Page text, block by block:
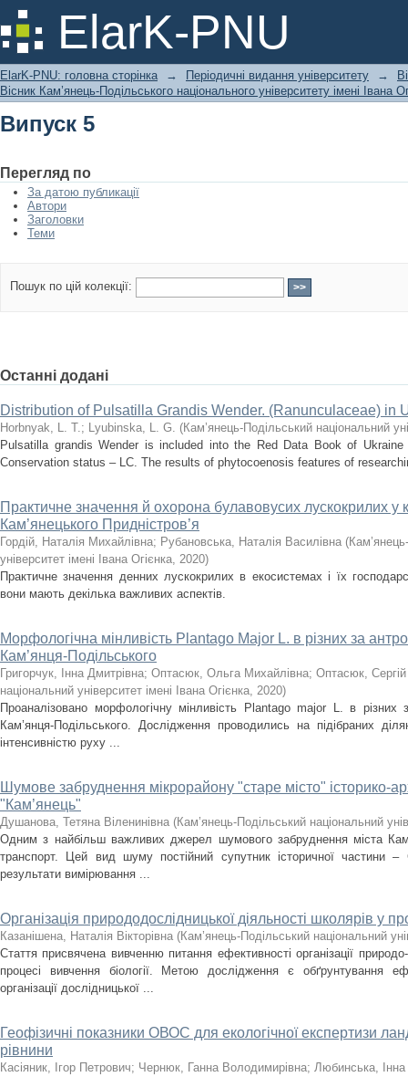
ElarK-PNU
Випуск 5
ElarK-PNU: головна сторінка → Періодичні видання університету →
Вісник Кам’янець-Подільського національного університету імені Івана
Випуск 5
Перегляд по
За датою публикації
Автори
Заголовки
Теми
Пошук по цій колекції:
Останні додані
Distribution of Pulsatilla Grandis Wender. (Ranunculaceae) in
Horbnyak, L. T.; Lyubinska, L. G. (Кам’янець-Подільський національний
Pulsatilla grandis Wender is included into the Red Data Book of
Conservation status – LC. The results of phytocoenosis features of
Практичне значення й охорона булавовусих лускокрилих у
Кам’янецького Придністров’я
Гордій, Наталія Михайлівна; Рубановська, Наталія Василівна (
університет імені Івана Огієнка, 2020)
Практичне значення денних лускокрилих в екосистемах і їх
вони мають декілька важливих аспектів.
Морфологічна мінливість Plantago Major L. в різних за
Кам’янця-Подільського
Григорчук, Інна Дмитрівна; Оптасюк, Ольга Михайлівна; Оптасюк,
національний університет імені Івана Огієнка, 2020)
Проаналізовано морфологічну мінливість Plantago major L. в
Кам’янця-Подільського. Дослідження проводились на підібраних
інтенсивністю руху ...
Шумове забруднення мікрорайону "старе місто" історико-
"Кам’янець"
Душанова, Тетяна Віленинівна (Кам’янець-Подільський національний
Одним з найбільш важливих джерел шумового забруднення міста
транспорт. Цей вид шуму постійний супутник історичної частини –
результати вимірювання ...
Організація природодослідницької діяльності школярів у
Казанішена, Наталія Вікторівна (Кам’янець-Подільський національний
Стаття присвячена вивченню питання ефективності організації
процесі вивчення біології. Метою дослідження є обґрунтування
організації дослідницької ...
Геофізичні показники ОВОС для екологічної експертизи
рівнини
Касіяник, Ігор Петрович; Чернюк, Ганна Володимирівна; Любинська, Інна